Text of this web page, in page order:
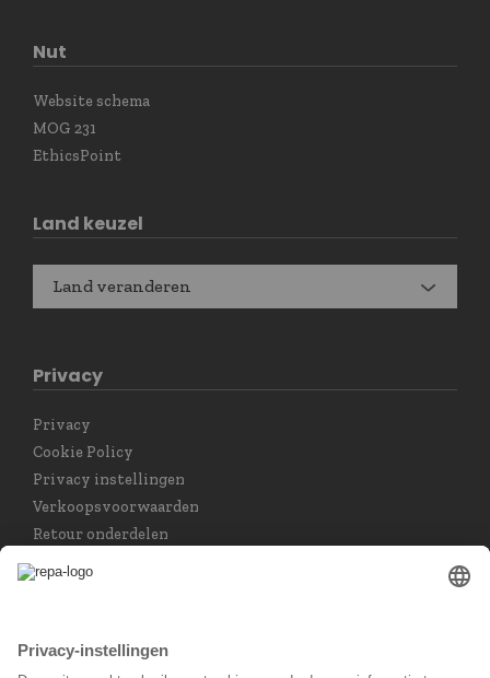
Nut
Website schema
MOG 231
EthicsPoint
Land keuzel
Land veranderen
Privacy
Privacy
Cookie Policy
Privacy instellingen
Verkoopsvoorwaarden
Retour onderdelen
Nederlands